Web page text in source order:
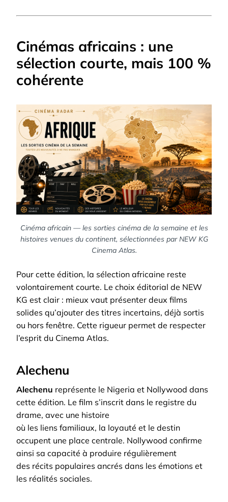
Cinémas africains : une
sélection courte, mais 100 %
cohérente
Cinéma africain — les sorties cinéma de la semaine et les
histoires venues du continent, sélectionnées par NEW KG
Cinema Atlas.
Pour cette édition, la sélection africaine reste
volontairement courte. Le choix éditorial de NEW
KG est clair : mieux vaut présenter deux films
solides qu’ajouter des titres incertains, déjà sortis
ou hors fenêtre. Cette rigueur permet de respecter
l’esprit du Cinema Atlas.
Alechenu
Alechenu représente le Nigeria et Nollywood dans
cette édition. Le film s’inscrit dans le registre du
drame, avec une histoire
où les liens familiaux, la loyauté et le destin
occupent une place centrale. Nollywood confirme
ainsi sa capacité à produire régulièrement
des récits populaires ancrés dans les émotions et
les réalités sociales.